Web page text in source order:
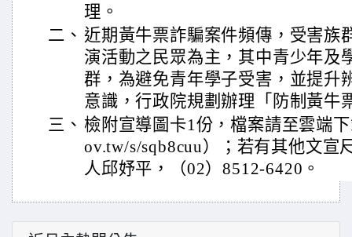
理。
二、 近期黃牛票詐騙案件頻傳，受害族
演活動之民眾為主，其中青少年及
群，為避免青年學子受害，並提升
意識，行政院規劃辦理「防制黃牛
三、 檢附宣導圖卡1份，檔案請至雲端
ov.tw/s/sqb8cuu）；若有其他文宣
人邱妤平，（02）8512-6420。